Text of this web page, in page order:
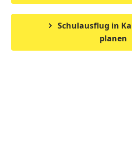
Schulausflug in
planen